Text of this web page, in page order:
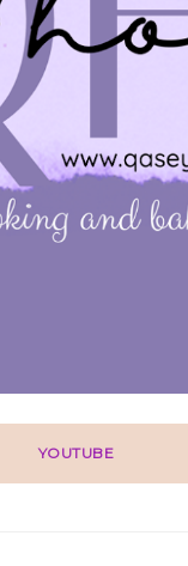
YOUTUBE